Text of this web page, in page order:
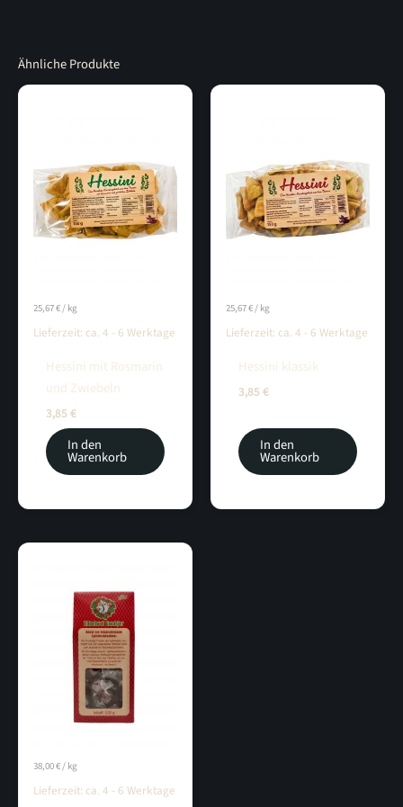
Ähnliche Produkte
25,67€ / kg
Lieferzeit: ca. 4 - 6 Werktage
Hessini mit Rosmarin
und Zwiebeln
3,85 €
In den
Warenkorb
25,67€ / kg
Lieferzeit: ca. 4 - 6 Werktage
Hessini klassik
3,85 €
In den
Warenkorb
38,00€ / kg
Lieferzeit: ca. 4 - 6 Werktage